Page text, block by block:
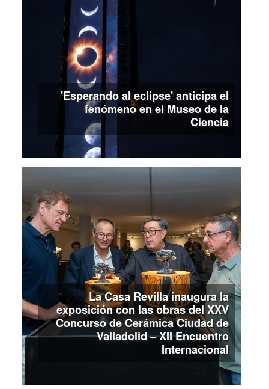
'Esperando al eclipse' anticipa el
fenómeno en el Museo de la
Ciencia
La Casa Revilla inaugura la
exposición con las obras del XXV
Concurso de Cerámica Ciudad de
Valladolid – XII Encuentro
Internacional